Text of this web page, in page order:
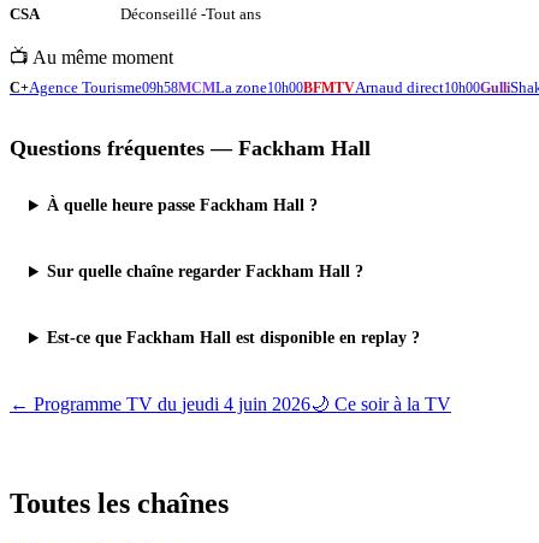
CSA
Déconseillé -Tout ans
📺 Au même moment
C+Agence Tourisme09h58MCMLa zone10h00BFMTVArnaud direct10h00Gulli
Questions fréquentes — Fackham Hall
À quelle heure passe Fackham Hall ?
Sur quelle chaîne regarder Fackham Hall ?
Est-ce que Fackham Hall est disponible en replay ?
← Programme TV du jeudi 4 juin 2026🌙 Ce soir à la TV
Toutes les chaînes